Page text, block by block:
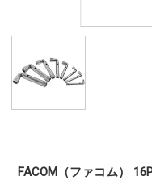
FACOM（ファコム）